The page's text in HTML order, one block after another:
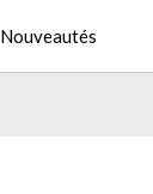
Nouveautés